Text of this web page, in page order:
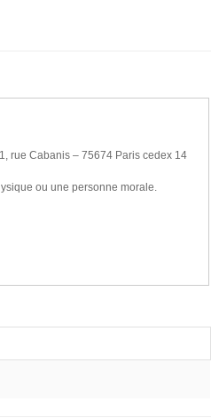
rue Cabanis – 75674 Paris cedex 14
ou une personne morale.
adresse IP et l’agent utilisateur de
d’éviter de téléverser des